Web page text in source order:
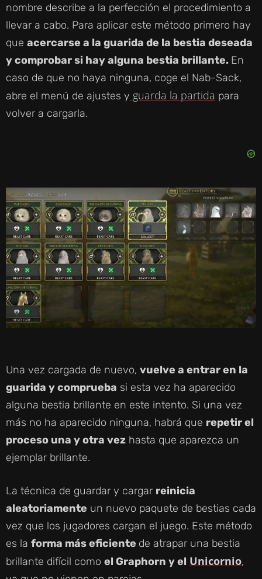
nombre describe a la perfección el procedimiento a
llevar a cabo. Para aplicar este método primero hay
que acercarse a la guarida de la bestia deseada
y comprobar si hay alguna bestia brillante. En
caso de que no haya ninguna, coge el Nab-Sack,
abre el menú de ajustes y guarda la partida para
volver a cargarla.
Una vez cargada de nuevo, vuelve a entrar en la
guarida y comprueba si esta vez ha aparecido
alguna bestia brillante en este intento. Si una vez
más no ha aparecido ninguna, habrá que repetir el
proceso una y otra vez hasta que aparezca un
ejemplar brillante.
La técnica de guardar y cargar reinicia
aleatoriamente un nuevo paquete de bestias cada
vez que los jugadores cargan el juego. Este método
es la forma más eficiente de atrapar una bestia
brillante difícil como el Graphorn y el Unicornio,